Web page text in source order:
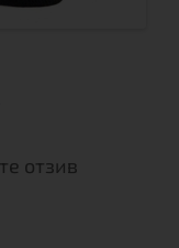
отзив